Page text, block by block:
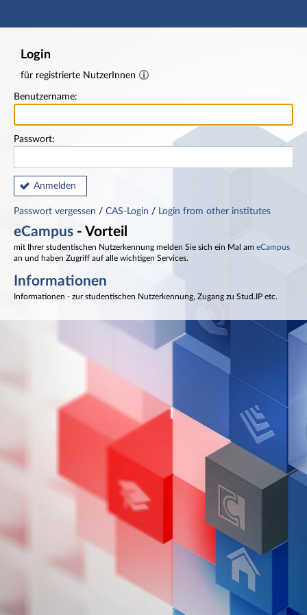
Hauptnavigation
Login
für registrierte NutzerInnen
Benutzername:
Passwort:
Anmelden
Passwort vergessen / CAS-Login / Login from other institutes
eCampus - Vorteil
mit Ihrer studentischen Nutzerkennung melden Sie sich ein Mal am eCampus
an und haben Zugriff auf alle wichtigen Services.
Informationen
Informationen - zur studentischen Nutzerkennung, Zugang zu Stud.IP etc.